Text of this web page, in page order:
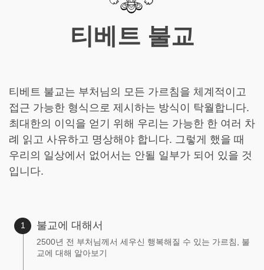
티베트 불교
티베트 불교는 부처님의 모든 가르침을 체계적이고
접근 가능한 형식으로 제시하는 방식이 탁월합니다.
최대한의 이익을 얻기 위해 우리는 가능한 한 여러 차
례 읽고 사유하고 명상해야 합니다. 그렇게 했을 때
우리의 일상에서 없어서는 안될 일부가 되어 있을 것
입니다.
불교에 대해서
2500년 전 부처님께서 세우신 행복해질 수 있는 가르침, 불
교에 대해 알아보기